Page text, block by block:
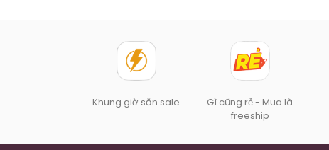
Khung giờ săn sale
Gì cũng rẻ - Mua là
freeship